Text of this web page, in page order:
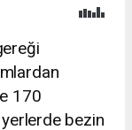
170
bezin